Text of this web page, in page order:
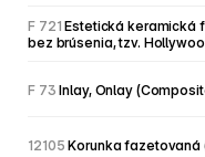
F 721 Estetická keramická
bez brúsenia, tzv.
F 73 Inlay, Onlay
12105 Korunka fazetovaná